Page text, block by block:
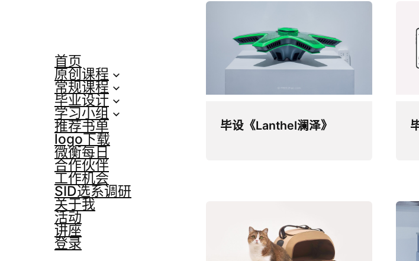
首页
原创课程
常规课程
毕业设计
学习小组
推荐书单
logo下载
微衡每日
合作伙伴
工作机会
SID选系调研
关于我
活动
讲座
登录
毕设《Lanthel澜泽》